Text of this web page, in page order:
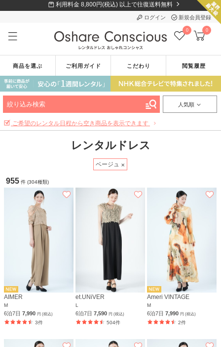
利用料金 8,800円(税込) 以上で往復送料無料
ログイン 新規会員登録
0 0
商品を選ぶ ご利用ガイド こだわり 閲覧履歴
絞り込み検索 人気順
ご希望のレンタル日程から空き商品を表示できます
レンタルドレス
ベージュ
955 件 (304種類)
AIMER
M
6泊7日 7,990 円 (税込)
3件
et.UNiVER
L
6泊7日7,590円 (税込)
504件
Ameri VINTAGE
M
6泊7日7,990円 (税込)
2件